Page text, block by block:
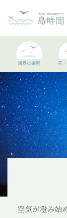
天売島
焼尻島
観光情報
島に行く準備
WEBマガジン
パンフレット
海鳥の楽園 花
空気が澄み始